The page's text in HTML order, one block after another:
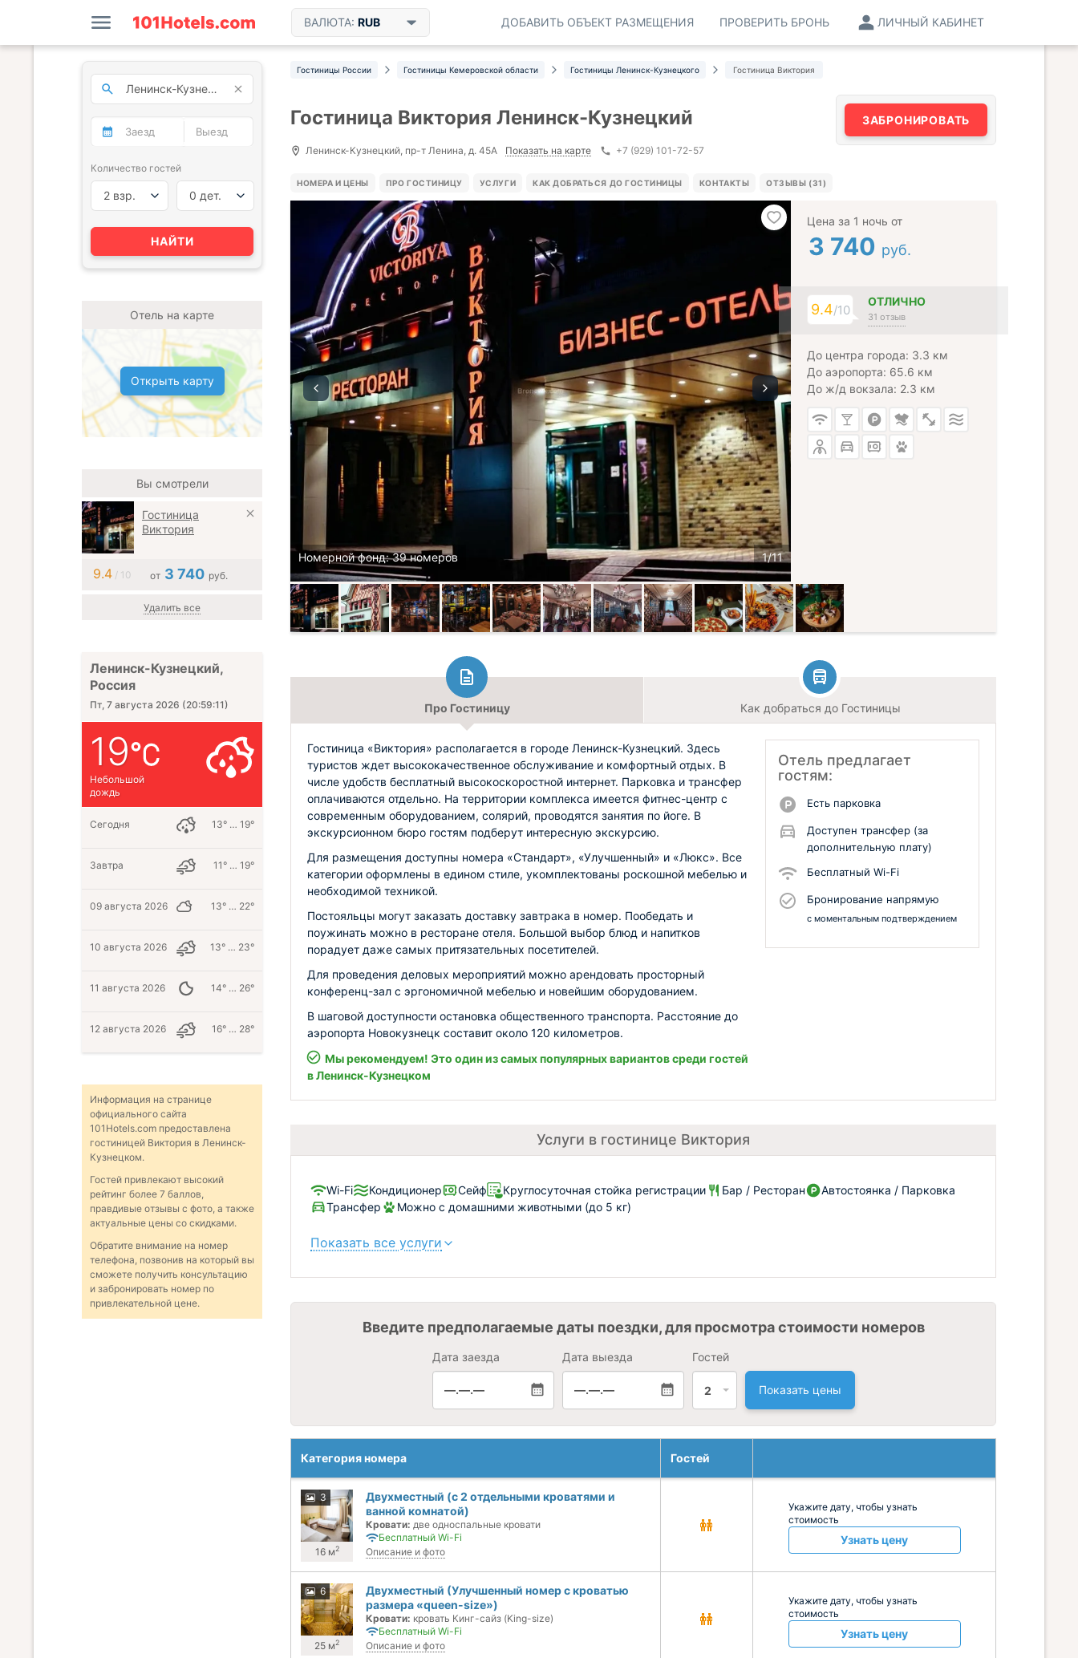
ВАЛЮТА: RUB ЛИЧНЫЙ КАБИНЕТ
ПРОВЕРИТЬ БРОНЬ
ДОБАВИТЬ ОБЪЕКТ РАЗМЕЩЕНИЯ
Гостиницы России Гостиницы Кемеровской области Гостиницы Ленинск-Кузнецкого Гостиница Виктория
Гостиница Виктория Ленинск-Кузнецкий
Ленинск-Кузнецкий, пр-т Ленина, д. 45А Показать на карте +7 (929) 101-72-57
ЗАБРОНИРОВАТЬ
НОМЕРА И ЦЕНЫ ПРО ГОСТИНИЦУ УСЛУГИ КАК ДОБРАТЬСЯ ДО ГОСТИНИЦЫ КОНТАКТЫ ОТЗЫВЫ (31)
Номерной фонд: 39 номеров
Цена за 1 ночь от
3 740 руб.
9.4/10
ОТЛИЧНО
31 отзыв
До центра города: 3.3 км
До аэропорта: 65.6 км
До ж/д вокзала: 2.3 км
Про Гостиницу Как добраться до Гостиницы
Отель предлагает
гостям:
Есть парковка
Доступен трансфер (за
дополнительную плату)
Бесплатный Wi-Fi
Бронирование напрямую
с моментальным подтверждением
Гостиница «Виктория» располагается в городе Ленинск-Кузнецкий. Здесь
туристов ждет высококачественное обслуживание и комфортный отдых. В
числе удобств бесплатный высокоскоростной интернет. Парковка и трансфер
оплачиваются отдельно. На территории комплекса имеется фитнес-центр с
современным оборудованием, солярий, проводятся занятия по йоге. В
экскурсионном бюро гостям подберут интересную экскурсию.
Для размещения доступны номера «Стандарт», «Улучшенный» и «Люкс». Все
категории оформлены в едином стиле, укомплектованы роскошной мебелью и
необходимой техникой.
Постояльцы могут заказать доставку завтрака в номер. Пообедать и
поужинать можно в ресторане отеля. Большой выбор блюд и напитков
порадует даже самых притязательных посетителей.
Для проведения деловых мероприятий можно арендовать просторный
конференц-зал с эргономичной мебелью и новейшим оборудованием.
В шаговой доступности остановка общественного транспорта. Расстояние до
аэропорта Новокузнецк составит около 120 километров.
Мы рекомендуем! Это один из самых популярных вариантов среди гостей
в Ленинск-Кузнецком
Услуги в гостинице Виктория
Wi-Fi Кондиционер Сейф Круглосуточная стойка регистрации Бар / Ресторан
Автостоянка / Парковка
Трансфер
Можно с домашними животными (до 5 кг)
Показать все услуги
Введите предполагаемые даты поездки, для просмотра стоимости номеров
Дата заезда
—.—.—
Дата выезда
—.—.—
Гостей
2 Показать цены
Категория номера Гостей
3
16 м2
Двухместный (с 2 отдельными кроватями и
ванной комнатой)
Кровати: две односпальные кровати
Бесплатный Wi-Fi
Описание и фото
Укажите дату, чтобы узнать
стоимость
Узнать цену
6
25 м2
Двухместный (Улучшенный номер с кроватью
размера «queen-size»)
Кровати: кровать Кинг-сайз (King-size)
Бесплатный Wi-Fi
Описание и фото
Укажите дату, чтобы узнать
стоимость
Узнать цену
Количество гостей
2 взр. 0 дет.
НАЙТИ
Отель на карте
Открыть карту
Вы смотрели
Гостиница
Виктория
9.4/ 10 от 3 740 руб.
Удалить все
Ленинск-Кузнецкий,
Россия
Пт, 7 августа 2026 (20:59:13)
19
Небольшой
дождь
Сегодня 13° … 19°
Завтра 11° … 19°
09 августа 2026 13° … 22°
10 августа 2026 13° … 23°
11 августа 2026 14° … 26°
12 августа 2026 16° … 28°
Информация на странице
официального сайта
101Hotels.com предоставлена
гостиницей Виктория в Ленинск-
Кузнецком.
Гостей привлекают высокий
рейтинг более 7 баллов,
правдивые отзывы с фото, а также
актуальные цены со скидками.
Обратите внимание на номер
телефона, позвонив на который вы
сможете получить консультацию
и забронировать номер по
привлекательной цене.